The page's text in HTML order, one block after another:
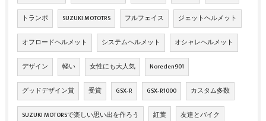
トランポ SUZUKI MOTOTRS フルフェイス ジェットヘルメット
オフロードヘルメット システムヘルメット オシャレヘルメット
デザイン 軽い 女性にも大人気 Noreden901
グッドデザイン賞 受賞 GSX‐R GSX‐R1000 カスタム多数
SUZUKI MOTORSで楽しい思い出を作ろう 紅葉 友達とバイク